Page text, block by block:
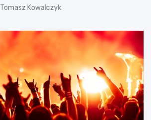
Tomasz Kowalczyk